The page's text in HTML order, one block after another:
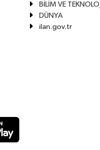
BİLİM VE TEKNOLOJİ
DÜNYA
ilan.gov.tr